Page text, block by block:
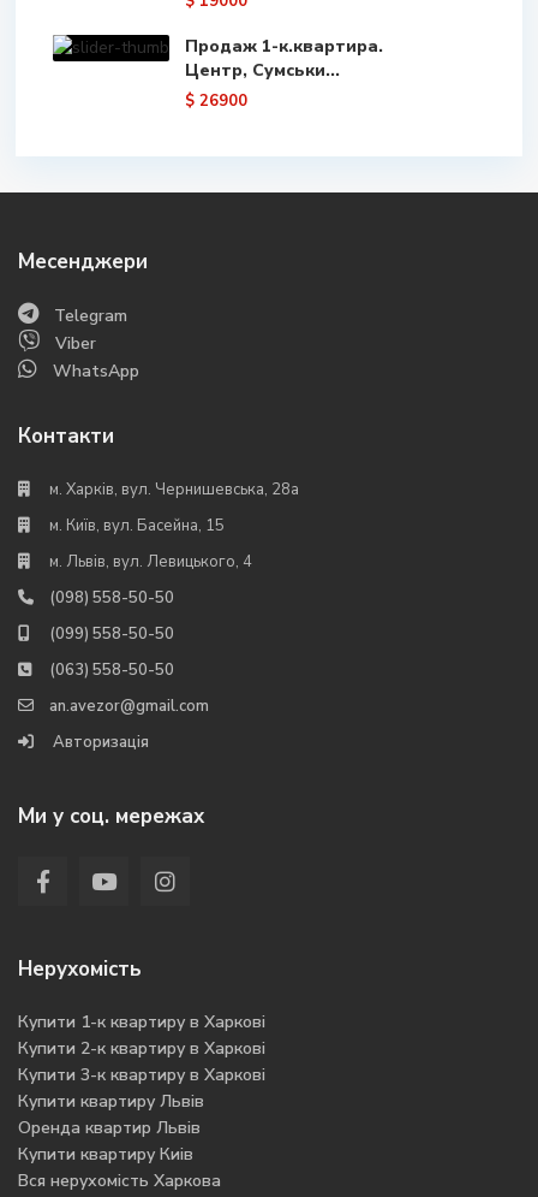
Продаж 1-к.квартира.
Центр, Сумськи...
$ 26900
Месенджери
Telegram
Viber
WhatsApp
Контакти
м. Харків, вул. Чернишевська, 28а
м. Київ, вул. Басейна, 15
м. Львів, вул. Левицького, 4
(098) 558-50-50
(099) 558-50-50
(063) 558-50-50
an.avezor@gmail.com
Авторизація
Ми у соц. мережах
Нерухомість
Купити 1-к квартиру в Харкові
Купити 2-к квартиру в Харкові
Купити 3-к квартиру в Харкові
Купити квартиру Львів
Оренда квартир Львів
Купити квартиру Киів
Вся нерухомість Харкова